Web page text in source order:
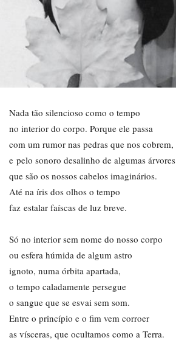
Nada tão silencioso como o tempo
no interior do corpo. Porque ele passa
com um rumor nas pedras que nos cobrem,
e pelo sonoro desalinho de algumas árvores
que são os nossos cabelos imaginários.
Até na íris dos olhos o tempo
faz estalar faíscas de luz breve.
Só no interior sem nome do nosso corpo
ou esfera húmida de algum astro
ignoto, numa órbita apartada,
o tempo caladamente persegue
o sangue que se esvai sem som.
Entre o princípio e o fim vem corroer
as vísceras, que ocultamos como a Terra.